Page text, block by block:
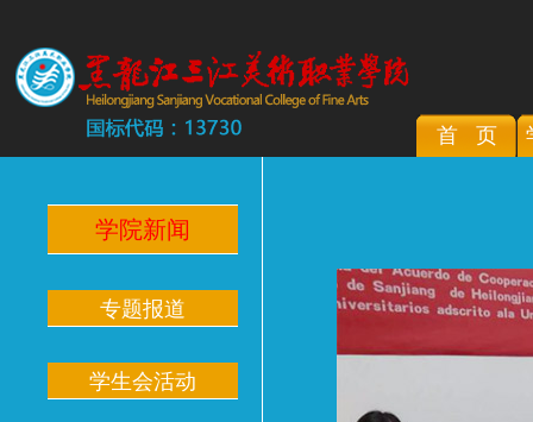
首 页
学院新闻
专题报道
学生会活动